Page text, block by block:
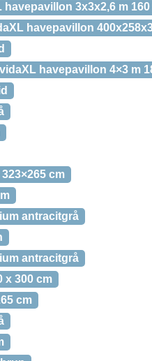
havepavillon 3x3x2,6 m
havepavillon
vidaXL havepavillon 4×3 m
cm
antracitgrå
antracitgrå
x 300 cm
cm